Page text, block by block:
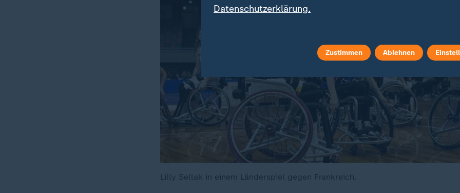
Lilly Sellak in einem Länderspiel gegen Frankreich.
Datenschutzerklärung.
Zustimmen Ablehnen